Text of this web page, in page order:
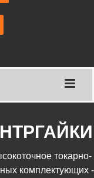
токарно-
комплектующих -